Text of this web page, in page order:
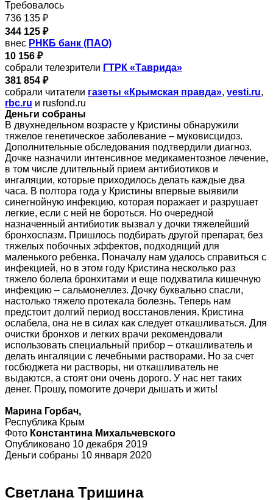
Требовалось
736 135 ₽
344 125 ₽
внес РНКБ банк (ПАО)
10 156 ₽
собрали телезрители ГТРК «Таврида»
381 854 ₽
собрали читатели газеты «Крымская правда», vesti.ru,
rbc.ru и rusfond.ru
Деньги собраны
В двухнедельном возрасте у Кристины обнаружили
тяжелое генетическое заболевание – муковисцидоз.
Дополнительные обследования подтвердили диагноз.
Дочке назначили интенсивное медикаментозное лечение,
в том числе длительный прием антибиотиков и
ингаляции, которые приходилось делать каждые два
часа. В полтора года у Кристины впервые выявили
синегнойную инфекцию, которая поражает и разрушает
легкие, если с ней не бороться. Но очередной
назначенный антибиотик вызвал у дочки тяжелейший
бронхоспазм. Пришлось подбирать другой препарат, без
тяжелых побочных эффектов, подходящий для
маленького ребенка. Поначалу нам удалось справиться с
инфекцией, но в этом году Кристина несколько раз
тяжело болела бронхитами и еще подхватила кишечную
инфекцию – сальмонеллез. Дочку буквально спасли,
настолько тяжело протекала болезнь. Теперь нам
предстоит долгий период восстановления. Кристина
ослабела, она не в силах как следует откашливаться. Для
очистки бронхов и легких врачи рекомендовали
использовать специальный прибор – откашливатель и
делать ингаляции с лечебными растворами. Но за счет
госбюджета ни растворы, ни откашливатель не
выдаются, а стоят они очень дорого. У нас нет таких
денег. Прошу, помогите дочери дышать и жить!
Марина Горбач,
Республика Крым
Фото Константина Михальчевского
Опубликовано 10 декабря 2019
Деньги собраны 10 января 2020
Светлана Тришина